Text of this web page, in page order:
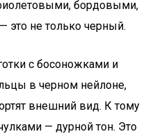
бордовыми,
это не только черный.
с босоножками и
в черном нейлоне,
внешний вид. К тому
— дурной тон. Это